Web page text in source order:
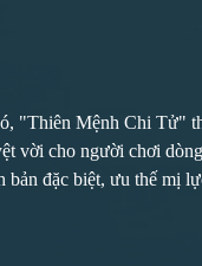
"Thiên Mệnh Chi Tử"
vời cho người chơi
bản đặc biệt, ưu thế mị